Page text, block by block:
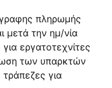
πληρωμής
μετά την ημ/νία
εργατοτεχνίτες
των υπαρκτών
για